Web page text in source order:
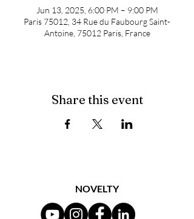
Jun 13, 2025, 6:00 PM – 9:00 PM
Paris 75012, 34 Rue du Faubourg Saint-
Antoine, 75012 Paris, France
Share this event
NOVELTY